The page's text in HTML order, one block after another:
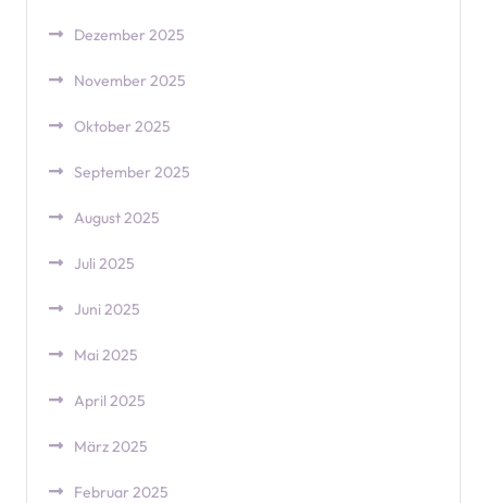
Dezember 2025
November 2025
Oktober 2025
September 2025
August 2025
Juli 2025
Juni 2025
Mai 2025
April 2025
März 2025
Februar 2025